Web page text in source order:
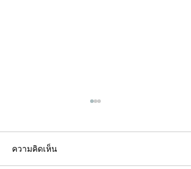
ความคิดเห็น